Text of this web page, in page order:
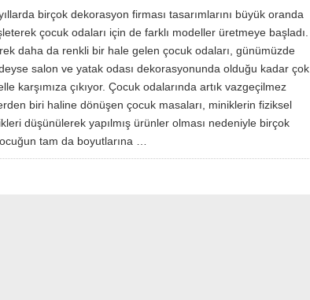
birçok dekorasyon firması tasarımlarını büyük oranda
çocuk odaları için de farklı modeller üretmeye başladı.
daha da renkli bir hale gelen çocuk odaları, günümüzde
salon ve yatak odası dekorasyonunda olduğu kadar çok
karşımıza çıkıyor. Çocuk odalarında artık vazgeçilmez
biri haline dönüşen çocuk masaları, miniklerin fiziksel
düşünülerek yapılmış ürünler olması nedeniyle birçok
tam da boyutlarına …